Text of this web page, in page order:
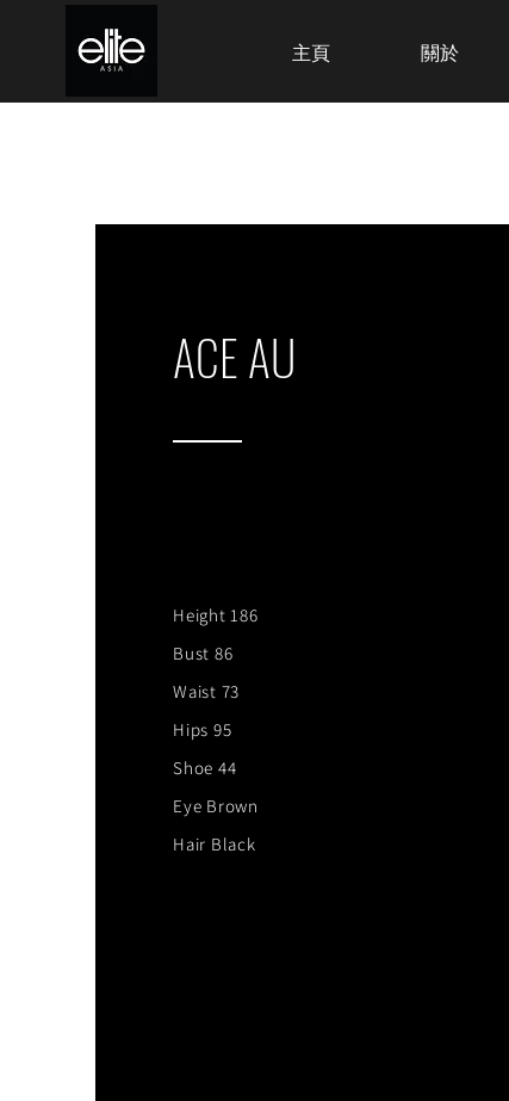
主頁 關於
ACE AU
Height 186
Bust 86
Waist 73
Hips 95
Shoe 44
Eye Brown
Hair Black